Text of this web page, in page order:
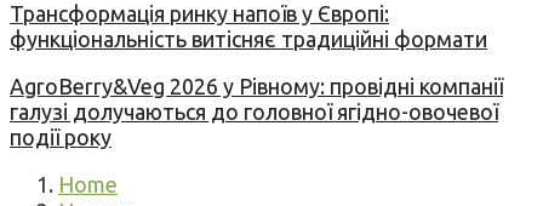
Трансформація ринку напоїв у Європі:
функціональність витісняє традиційні формати
AgroBerry&Veg 2026 у Рівному: провідні компанії
галузі долучаються до головної ягідно-овочевої
події року
Home